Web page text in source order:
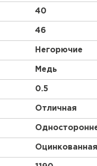
40
46
Негорючие
Медь
0.5
Отличная